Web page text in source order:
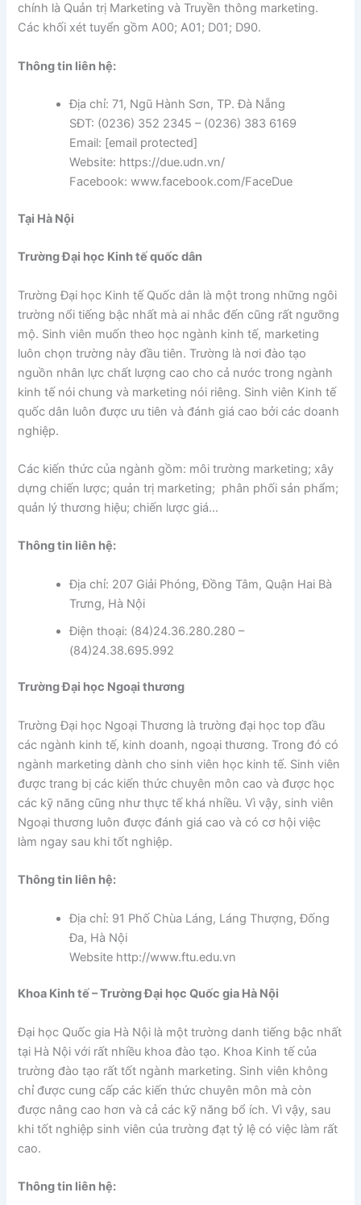
chính là Quản trị Marketing và Truyền thông marketing.
Các khối xét tuyển gồm A00; A01; D01; D90.
Thông tin liên hệ:
Địa chỉ: 71, Ngũ Hành Sơn, TP. Đà Nẵng
SĐT: (0236) 352 2345 – (0236) 383 6169
Email: [email protected]
Website: https://due.udn.vn/
Facebook: www.facebook.com/FaceDue
Tại Hà Nội
Trường Đại học Kinh tế quốc dân
Trường Đại học Kinh tế Quốc dân là một trong những ngôi
trường nổi tiếng bậc nhất mà ai nhắc đến cũng rất ngưỡng
mộ. Sinh viên muốn theo học ngành kinh tế, marketing
luôn chọn trường này đầu tiên. Trường là nơi đào tạo
nguồn nhân lực chất lượng cao cho cả nước trong ngành
kinh tế nói chung và marketing nói riêng. Sinh viên Kinh tế
quốc dân luôn được ưu tiên và đánh giá cao bởi các doanh
nghiệp.
Các kiến thức của ngành gồm: môi trường marketing; xây
dựng chiến lược; quản trị marketing; phân phối sản phẩm;
quản lý thương hiệu; chiến lược giá…
Thông tin liên hệ:
Địa chỉ: 207 Giải Phóng, Đồng Tâm, Quận Hai Bà
Trưng, Hà Nội
Điện thoại: (84)24.36.280.280 –
(84)24.38.695.992
Trường Đại học Ngoại thương
Trường Đại học Ngoại Thương là trường đại học top đầu
các ngành kinh tế, kinh doanh, ngoại thương. Trong đó có
ngành marketing dành cho sinh viên học kinh tế. Sinh viên
được trang bị các kiến thức chuyên môn cao và được học
các kỹ năng cũng như thực tế khá nhiều. Vì vậy, sinh viên
Ngoại thương luôn được đánh giá cao và có cơ hội việc
làm ngay sau khi tốt nghiệp.
Thông tin liên hệ:
Địa chỉ: 91 Phố Chùa Láng, Láng Thượng, Đống
Đa, Hà Nội
Website http://www.ftu.edu.vn
Khoa Kinh tế – Trường Đại học Quốc gia Hà Nội
Đại học Quốc gia Hà Nội là một trường danh tiếng bậc nhất
tại Hà Nội với rất nhiều khoa đào tạo. Khoa Kinh tế của
trường đào tạo rất tốt ngành marketing. Sinh viên không
chỉ được cung cấp các kiến thức chuyên môn mà còn
được nâng cao hơn và cả các kỹ năng bổ ích. Vì vậy, sau
khi tốt nghiệp sinh viên của trường đạt tỷ lệ có việc làm rất
cao.
Thông tin liên hệ: